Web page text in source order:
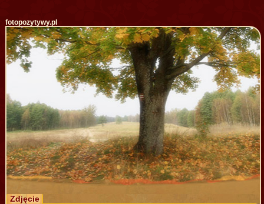
fotopozytywy.pl
Zdjęcie